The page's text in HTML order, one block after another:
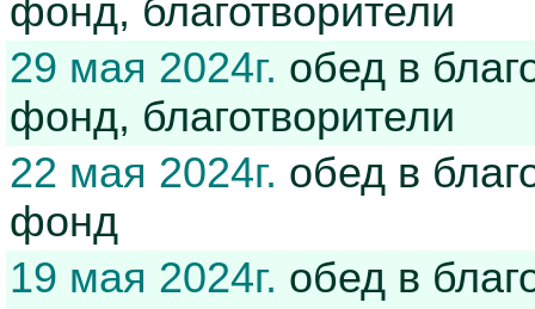
фонд, благотворители
29 мая 2024г. обед в
фонд, благотворители
22 мая 2024г. обед в
фонд
19 мая 2024г. обед в